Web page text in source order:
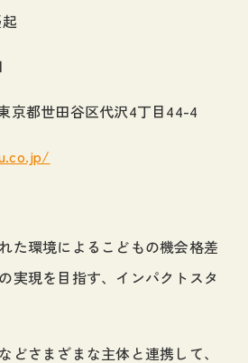
京都世田谷区代沢4丁目44-4
た環境によるこどもの機会格差
実現を目指す、インパクトスタ
どさまざまな主体と連携して、